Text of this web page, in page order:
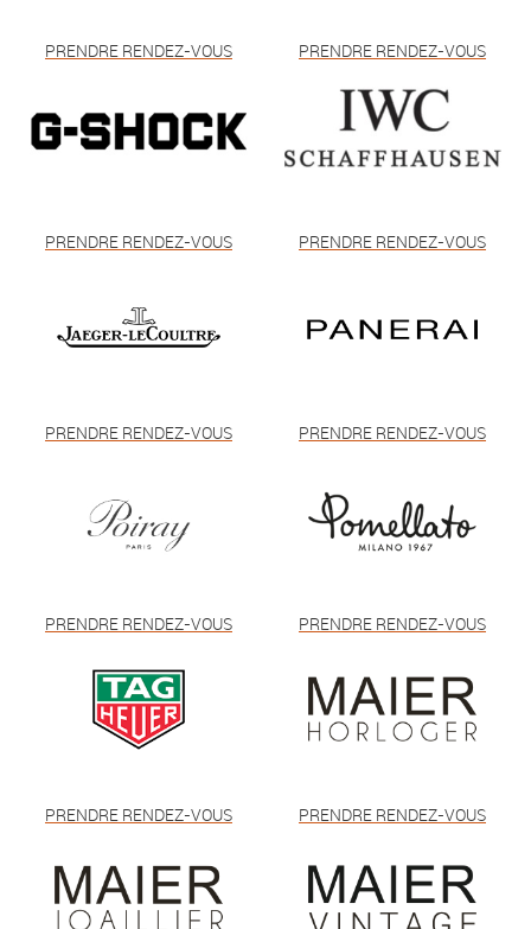
PRENDRE RENDEZ-VOUS PRENDRE RENDEZ-VOUS
PRENDRE RENDEZ-VOUS PRENDRE RENDEZ-VOUS
PRENDRE RENDEZ-VOUS PRENDRE RENDEZ-VOUS
PRENDRE RENDEZ-VOUS PRENDRE RENDEZ-VOUS
PRENDRE RENDEZ-VOUS PRENDRE RENDEZ-VOUS